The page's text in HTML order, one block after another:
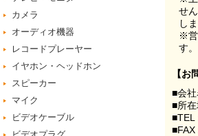
せ
し
※営
す。
【お
■会社
■所在
■TEL
■FAX
カメラ
オーディオ機器
レコードプレーヤー
イヤホン・ヘッドホン
スピーカー
マイク
ビデオケーブル